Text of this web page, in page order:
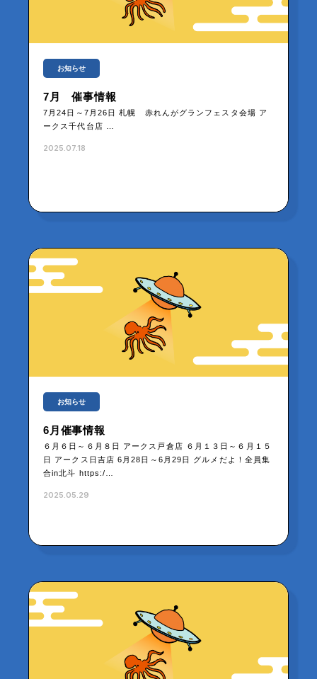
お知らせ
7月 催事情報
7月24日～7月26日 札幌 赤れんがグランフェスタ会場 ア
ークス千代台店 …
2025.07.18
お知らせ
6月催事情報
６月６日～６月８日 アークス戸倉店 ６月１３日～６月１５
日 アークス日吉店 6月28日～6月29日 グルメだよ！全員集
合in北斗 https:/…
2025.05.29